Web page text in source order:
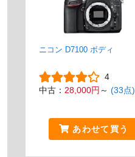
ニコン D7100 ボディ
4
中古： 28,000円 ～ (33点)
あわせて買う